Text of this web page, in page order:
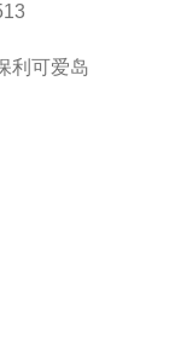
利可爱岛